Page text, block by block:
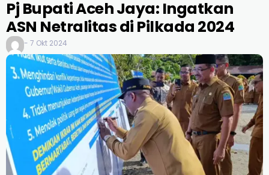
Pj Bupati Aceh Jaya: Ingatkan
ASN Netralitas di Pilkada 2024
- 7 Okt 2024